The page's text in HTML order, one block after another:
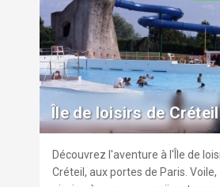
Île de loisirs de Créteil
Découvrez l'aventure à l'Île de
Créteil, aux portes de Paris. Voile,